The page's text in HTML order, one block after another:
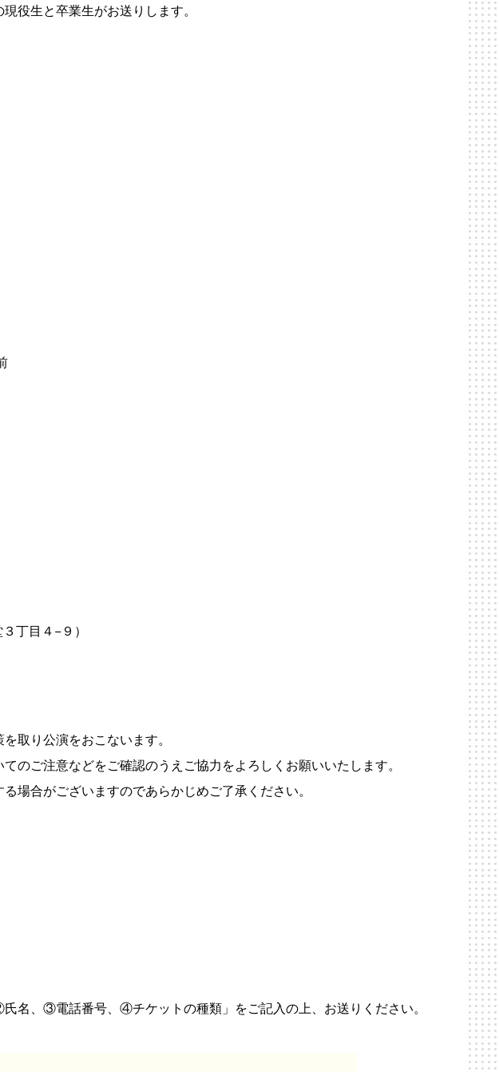
役生と卒業生がお送りします。
丁目４−９）
取り公演をおこないます。
のご注意などをご確認のうえご協力をよろしくお願いいたします。
場合がございますのであらかじめご了承ください。
名、③電話番号、④チケットの種類」をご記入の上、お送りください。